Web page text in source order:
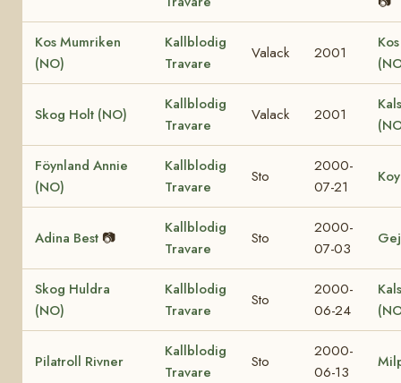
Kos Mumriken
(NO)
Kallblodig
Travare
Valack 2001
Skog Holt (NO)
Kallblodig
Travare
Valack 2001
Föynland Annie
(NO)
Kallblodig
Travare
Sto
2000-
07-21
Adina Best 📷
Kallblodig
Travare
Sto
2000-
07-03
Skog Huldra
(NO)
Kallblodig
Travare
Sto
2000-
06-24
Pilatroll Rivner
Kallblodig
Travare
Sto
2000-
06-13